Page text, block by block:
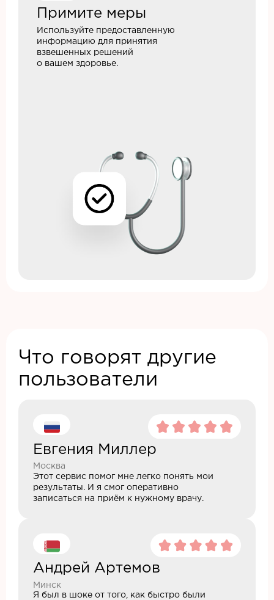
Примите меры
Используйте предоставленную
информацию для принятия
взвешенных решений
о вашем здоровье.
Что говорят другие
пользователи
Евгения Миллер
Москва
Этот сервис помог мне легко понять мои
результаты. И я смог оперативно
записаться на приём к нужному врачу.
Андрей Артемов
Минск
Я был в шоке от того, как быстро были